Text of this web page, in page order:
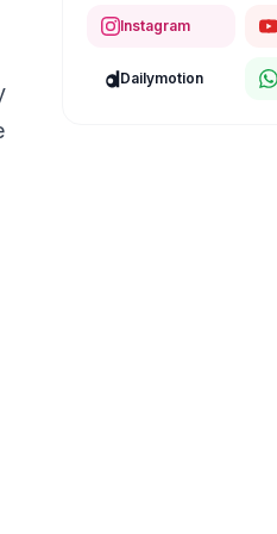
Instagram
Dailymotion